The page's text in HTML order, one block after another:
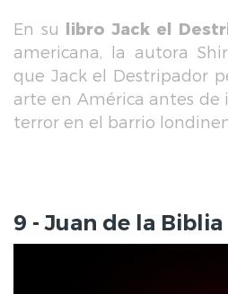
En su libro Jack el
americana, la autora
que Jack el Destripador
arte en América antes de
terror en el barrio
9 - Juan de la Biblia